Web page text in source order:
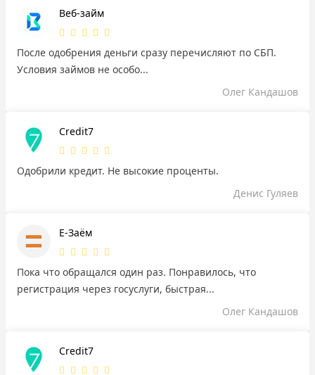
Веб-займ
После одобрения деньги сразу перечисляют по СБП.
Условия займов не особо...
Олег Кандашов
Credit7
Одобрили кредит. Не высокие проценты.
Денис Гуляев
Е-Заём
Пока что обращался один раз. Понравилось, что
регистрация через госуслуги, быстрая...
Олег Кандашов
Credit7